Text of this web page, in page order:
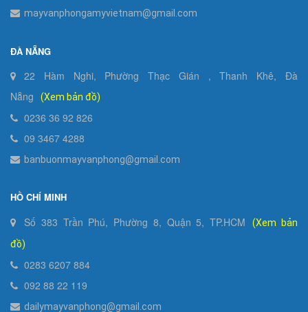
mayvanphongamyvietnam@gmail.com
ĐÀ NẴNG
22 Hàm Nghi, Phường Thạc Gián , Thanh Khê, Đà
Nẵng
(Xem bản đồ)
0236 36 92 826
09 3467 4288
banbuonmayvanphong@gmail.com
HỒ CHÍ MINH
Số 383 Trần Phú, Phường 8, Quận 5, TP.HCM
(Xem bản
đồ)
0283 6207 884
092 88 22 119
dailymayvanphong@gmail.com